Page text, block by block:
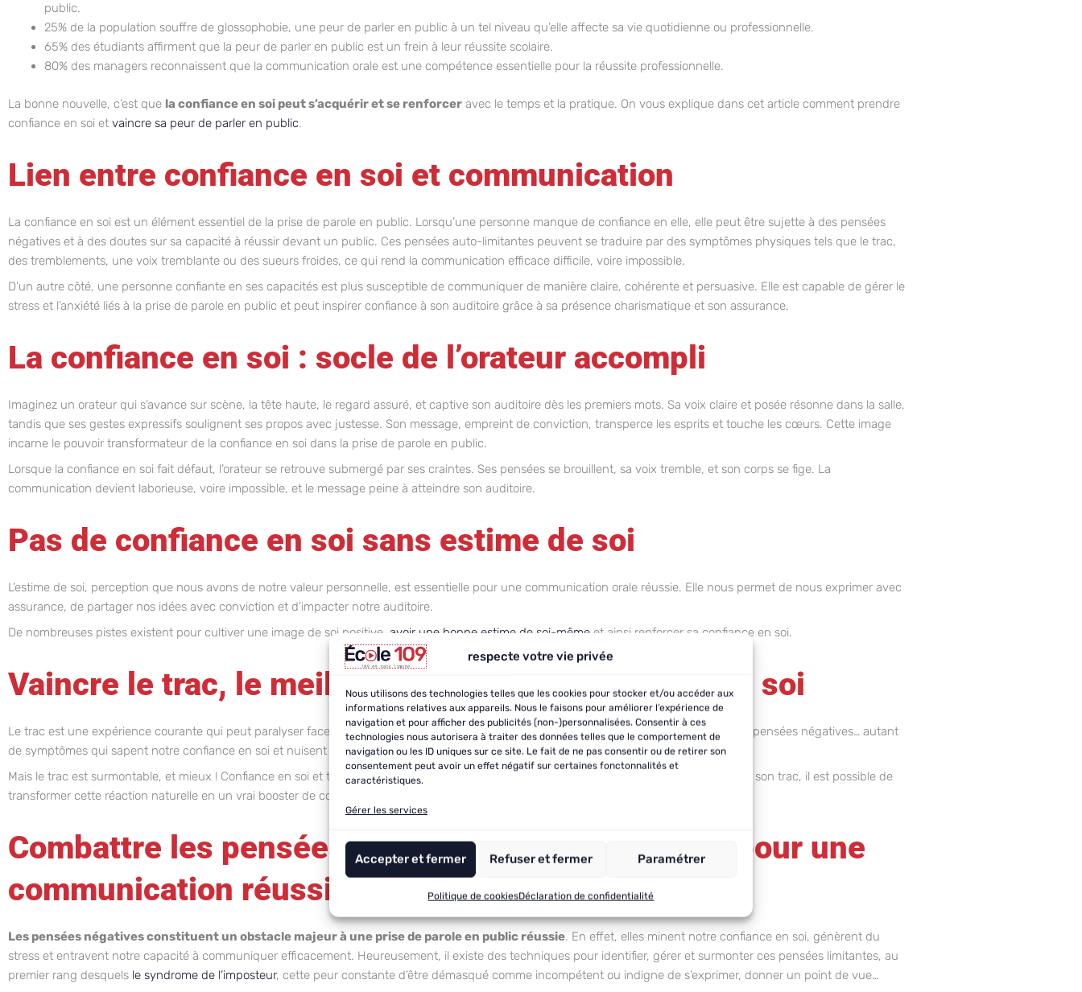
respecte votre vie privée
Nous utilisons des technologies telles que les cookies pour stocker et/ou accéder aux
informations relatives aux appareils. Nous le faisons pour améliorer l’expérience de
navigation et pour afficher des publicités (non-)personnalisées. Consentir à ces
technologies nous autorisera à traiter des données telles que le comportement de
navigation ou les ID uniques sur ce site. Le fait de ne pas consentir ou de retirer son
consentement peut avoir un effet négatif sur certaines fonctonnalités et
caractéristiques.
Gérer les services
Accepter et fermer Refuser et fermer Paramétrer
Politique de cookiesDéclaration de confidentialité
public.
25% de la population souffre de glossophobie, une peur de parler en public à un tel niveau qu’elle affecte sa vie quotidienne ou professionnelle.
65% des étudiants affirment que la peur de parler en public est un frein à leur réussite scolaire.
80% des managers reconnaissent que la communication orale est une compétence essentielle pour la réussite professionnelle.
La bonne nouvelle, c’est que la confiance en soi peut s’acquérir et se renforcer avec le temps et la pratique. On vous explique dans cet article comment prendre
confiance en soi et vaincre sa peur de parler en public.
Lien entre confiance en soi et communication
La confiance en soi est un élément essentiel de la prise de parole en public. Lorsqu’une personne manque de confiance en elle, elle peut être sujette à des pensées
négatives et à des doutes sur sa capacité à réussir devant un public. Ces pensées auto-limitantes peuvent se traduire par des symptômes physiques tels que le trac,
des tremblements, une voix tremblante ou des sueurs froides, ce qui rend la communication efficace difficile, voire impossible.
D’un autre côté, une personne confiante en ses capacités est plus susceptible de communiquer de manière claire, cohérente et persuasive. Elle est capable de gérer le
stress et l’anxiété liés à la prise de parole en public et peut inspirer confiance à son auditoire grâce à sa présence charismatique et son assurance.
La confiance en soi : socle de l’orateur accompli
Imaginez un orateur qui s’avance sur scène, la tête haute, le regard assuré, et captive son auditoire dès les premiers mots. Sa voix claire et posée résonne dans la salle,
tandis que ses gestes expressifs soulignent ses propos avec justesse. Son message, empreint de conviction, transperce les esprits et touche les cœurs. Cette image
incarne le pouvoir transformateur de la confiance en soi dans la prise de parole en public.
Lorsque la confiance en soi fait défaut, l’orateur se retrouve submergé par ses craintes. Ses pensées se brouillent, sa voix tremble, et son corps se fige. La
communication devient laborieuse, voire impossible, et le message peine à atteindre son auditoire.
Pas de confiance en soi sans estime de soi
L’estime de soi, perception que nous avons de notre valeur personnelle, est essentielle pour une communication orale réussie. Elle nous permet de nous exprimer avec
assurance, de partager nos idées avec conviction et d’impacter notre auditoire.
De nombreuses pistes existent pour cultiver une image de soi positive, avoir une bonne estime de soi-même et ainsi renforcer sa confiance en soi.
Vaincre le trac, le meilleur dopant à la confiance en soi
Le trac est une expérience courante qui peut paralyser face à une prise de parole en public. Transpiration, tremblements, voix tremblante, pensées négatives… autant
de symptômes qui sapent notre confiance en soi et nuisent à la qualité de notre communication.
Mais le trac est surmontable, et mieux ! Confiance en soi et trac ne sont pas incompatibles. Au contraire, avec ces techniques pour vaincre son trac, il est possible de
transformer cette réaction naturelle en un vrai booster de confiance en soi.
Combattre les pensées négatives : une nécessité pour une
communication réussie
Les pensées négatives constituent un obstacle majeur à une prise de parole en public réussie. En effet, elles minent notre confiance en soi, génèrent du
stress et entravent notre capacité à communiquer efficacement. Heureusement, il existe des techniques pour identifier, gérer et surmonter ces pensées limitantes, au
premier rang desquels le syndrome de l’imposteur, cette peur constante d’être démasqué comme incompétent ou indigne de s’exprimer, donner un point de vue…